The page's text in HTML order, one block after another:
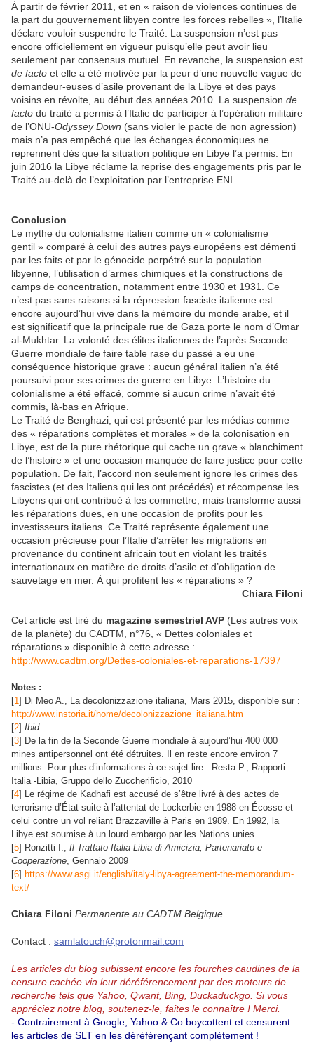
À partir de février 2011, et en « raison de violences continues de
la part du gouvernement libyen contre les forces rebelles », l’Italie
déclare vouloir suspendre le Traité. La suspension n’est pas
encore officiellement en vigueur puisqu’elle peut avoir lieu
seulement par consensus mutuel. En revanche, la suspension est
de facto et elle a été motivée par la peur d’une nouvelle vague de
demandeur-euses d’asile provenant de la Libye et des pays
voisins en révolte, au début des années 2010. La suspension de
facto du traité a permis à l’Italie de participer à l’opération militaire
de l’ONU-Odyssey Down (sans violer le pacte de non agression)
mais n’a pas empêché que les échanges économiques ne
reprennent dès que la situation politique en Libye l’a permis. En
juin 2016 la Libye réclame la reprise des engagements pris par le
Traité au-delà de l’exploitation par l’entreprise ENI.
Conclusion
Le mythe du colonialisme italien comme un « colonialisme
gentil » comparé à celui des autres pays européens est démenti
par les faits et par le génocide perpétré sur la population
libyenne, l’utilisation d’armes chimiques et la constructions de
camps de concentration, notamment entre 1930 et 1931. Ce
n’est pas sans raisons si la répression fasciste italienne est
encore aujourd’hui vive dans la mémoire du monde arabe, et il
est significatif que la principale rue de Gaza porte le nom d’Omar
al-Mukhtar. La volonté des élites italiennes de l’après Seconde
Guerre mondiale de faire table rase du passé a eu une
conséquence historique grave : aucun général italien n’a été
poursuivi pour ses crimes de guerre en Libye. L’histoire du
colonialisme a été effacé, comme si aucun crime n’avait été
commis, là-bas en Afrique.
Le Traité de Benghazi, qui est présenté par les médias comme
des « réparations complètes et morales » de la colonisation en
Libye, est de la pure rhétorique qui cache un grave « blanchiment
de l’histoire » et une occasion manquée de faire justice pour cette
population. De fait, l’accord non seulement ignore les crimes des
fascistes (et des Italiens qui les ont précédés) et récompense les
Libyens qui ont contribué à les commettre, mais transforme aussi
les réparations dues, en une occasion de profits pour les
investisseurs italiens. Ce Traité représente également une
occasion précieuse pour l’Italie d’arrêter les migrations en
provenance du continent africain tout en violant les traités
internationaux en matière de droits d’asile et d’obligation de
sauvetage en mer. À qui profitent les « réparations » ?
Chiara Filoni
Cet article est tiré du magazine semestriel AVP (Les autres voix
de la planète) du CADTM, n°76, « Dettes coloniales et
réparations » disponible à cette adresse :
http://www.cadtm.org/Dettes-coloniales-et-reparations-17397
Notes :
[1] Di Meo A., La decolonizzazione italiana, Mars 2015, disponible sur :
http://www.instoria.it/home/decolonizzazione_italiana.htm
[2] Ibid.
[3] De la fin de la Seconde Guerre mondiale à aujourd’hui 400 000
mines antipersonnel ont été détruites. Il en reste encore environ 7
millions. Pour plus d’informations à ce sujet lire : Resta P., Rapporti
Italia -Libia, Gruppo dello Zuccherificio, 2010
[4] Le régime de Kadhafi est accusé de s’être livré à des actes de
terrorisme d’État suite à l’attentat de Lockerbie en 1988 en Écosse et
celui contre un vol reliant Brazzaville à Paris en 1989. En 1992, la
Libye est soumise à un lourd embargo par les Nations unies.
[5] Ronzitti I., Il Trattato Italia-Libia di Amicizia, Partenariato e
Cooperazione, Gennaio 2009
[6] https://www.asgi.it/english/italy-libya-agreement-the-memorandum-
text/
Chiara Filoni Permanente au CADTM Belgique
Contact : samlatouch@protonmail.com
Les articles du blog subissent encore les fourches caudines de la
censure cachée via leur déréférencement par des moteurs de
recherche tels que Yahoo, Qwant, Bing, Duckaduckgo. Si vous
appréciez notre blog, soutenez-le, faites le connaître ! Merci.
- Contrairement à Google, Yahoo & Co boycottent et censurent
les articles de SLT en les déréférençant complètement !